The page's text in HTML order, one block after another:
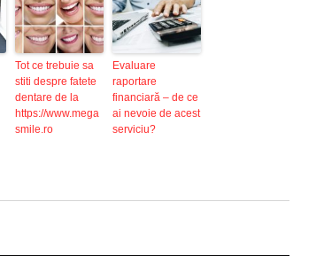
Tot ce trebuie sa
stiti despre fatete
dentare de la
https://www.mega
smile.ro
Evaluare
raportare
financiară – de ce
ai nevoie de acest
serviciu?